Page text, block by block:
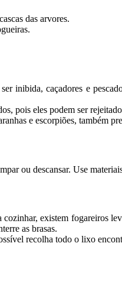
das arvores.
inibida, caçadores e
pois eles podem ser
e escorpiões, também
ou descansar. Use
existem fogareiros
as brasas.
recolha todo o lixo